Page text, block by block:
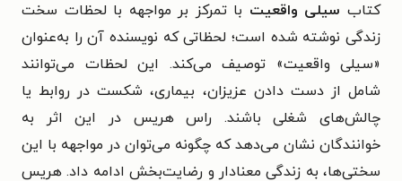
کتاب سیلی واقعیت با تمرکز بر مواجهه با لحظات سخت
زندگی نوشته شده است؛ لحظاتی که نویسنده آن را به‌عنوان
«سیلی واقعیت» توصیف می‌کند. این لحظات می‌توانند
شامل از دست دادن عزیزان، بیماری، شکست در روابط یا
چالش‌های شغلی باشند. راس هریس در این اثر به
خوانندگان نشان می‌دهد که چگونه می‌توان در مواجهه با این
سختی‌ها، به زندگی معنادار و رضایت‌بخش ادامه داد. هریس